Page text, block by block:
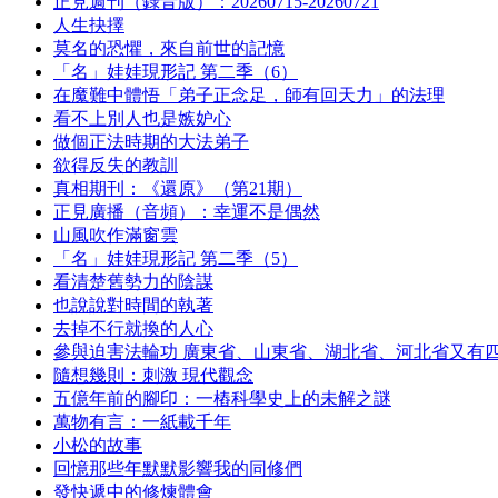
人生抉擇
莫名的恐懼，來自前世的記憶
「名」娃娃現形記 第二季（6）
在魔難中體悟「弟子正念足，師有回天力」的法理
看不上別人也是嫉妒心
做個正法時期的大法弟子
欲得反失的教訓
真相期刊：《還原》（第21期）
正見廣播（音頻）：幸運不是偶然
山風吹作滿窗雲
「名」娃娃現形記 第二季（5）
看清楚舊勢力的陰謀
也說說對時間的執著
去掉不行就換的人心
參與迫害法輪功 廣東省、山東省、湖北省、河北省又有
隨想幾則：刺激 現代觀念
五億年前的腳印：一樁科學史上的未解之謎
萬物有言：一紙載千年
小松的故事
回憶那些年默默影響我的同修們
發快遞中的修煉體會